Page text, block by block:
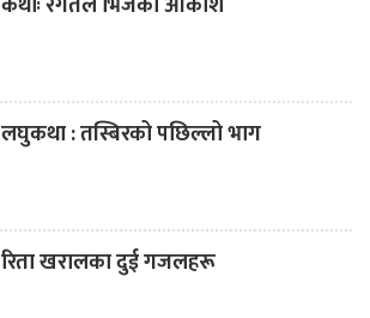
लघुकथा : तस्बिरको पछिल्लो भाग
रिता खरालका दुई गजलहरू